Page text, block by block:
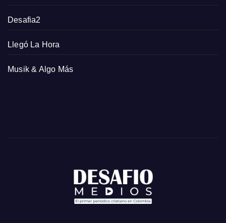
Desafia2
Llegó La Hora
Musik & Algo Más